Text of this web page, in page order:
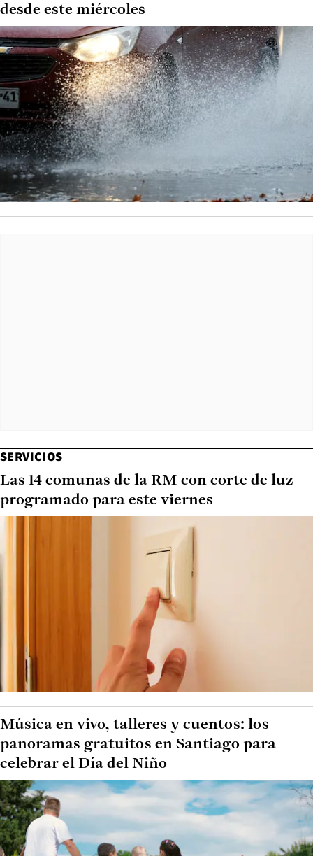
desde este miércoles
SERVICIOS
Las 14 comunas de la RM con corte de luz
programado para este viernes
Música en vivo, talleres y cuentos: los
panoramas gratuitos en Santiago para
celebrar el Día del Niño